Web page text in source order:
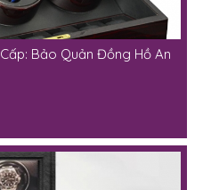
Bảo Quản Đồng Hồ An